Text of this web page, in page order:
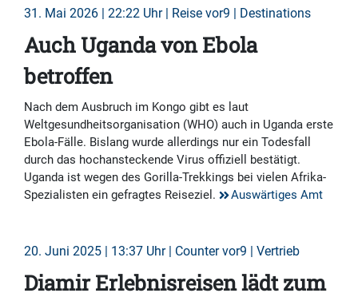
31. Mai 2026 | 22:22 Uhr | Reise vor9 | Destinations
Auch Uganda von Ebola
betroffen
Nach dem Ausbruch im Kongo gibt es laut
Weltgesundheitsorganisation (WHO) auch in Uganda erste
Ebola-Fälle. Bislang wurde allerdings nur ein Todesfall
durch das hochansteckende Virus offiziell bestätigt.
Uganda ist wegen des Gorilla-Trekkings bei vielen Afrika-
Spezialisten ein gefragtes Reiseziel.
Auswärtiges Amt
20. Juni 2025 | 13:37 Uhr | Counter vor9 | Vertrieb
Diamir Erlebnisreisen lädt zum